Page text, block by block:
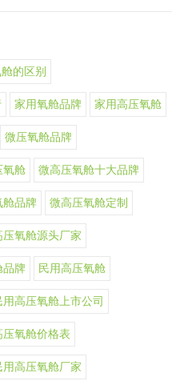
的区别
家用氧舱品牌 家用高压氧舱
微压氧舱品牌
氧舱 微高压氧舱十大品牌
品牌 微高压氧舱定制
压氧舱源头厂家
品牌 民用高压氧舱
用高压氧舱上市公司
压氧舱价格表
用高压氧舱厂家